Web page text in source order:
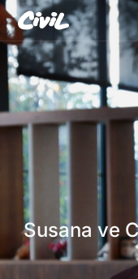
Susana ve